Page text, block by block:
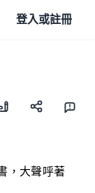
登入或註冊
，大聲呼著